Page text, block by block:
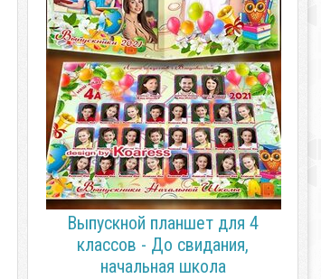
Выпускной планшет для 4
классов - До свидания,
начальная школа